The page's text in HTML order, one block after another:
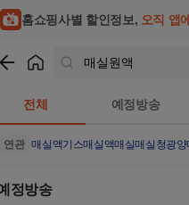
홈쇼핑사별 할인정보, 오직 앱
전체 예정방송
연관 매실액기스매실액매실매실청광양
정방송